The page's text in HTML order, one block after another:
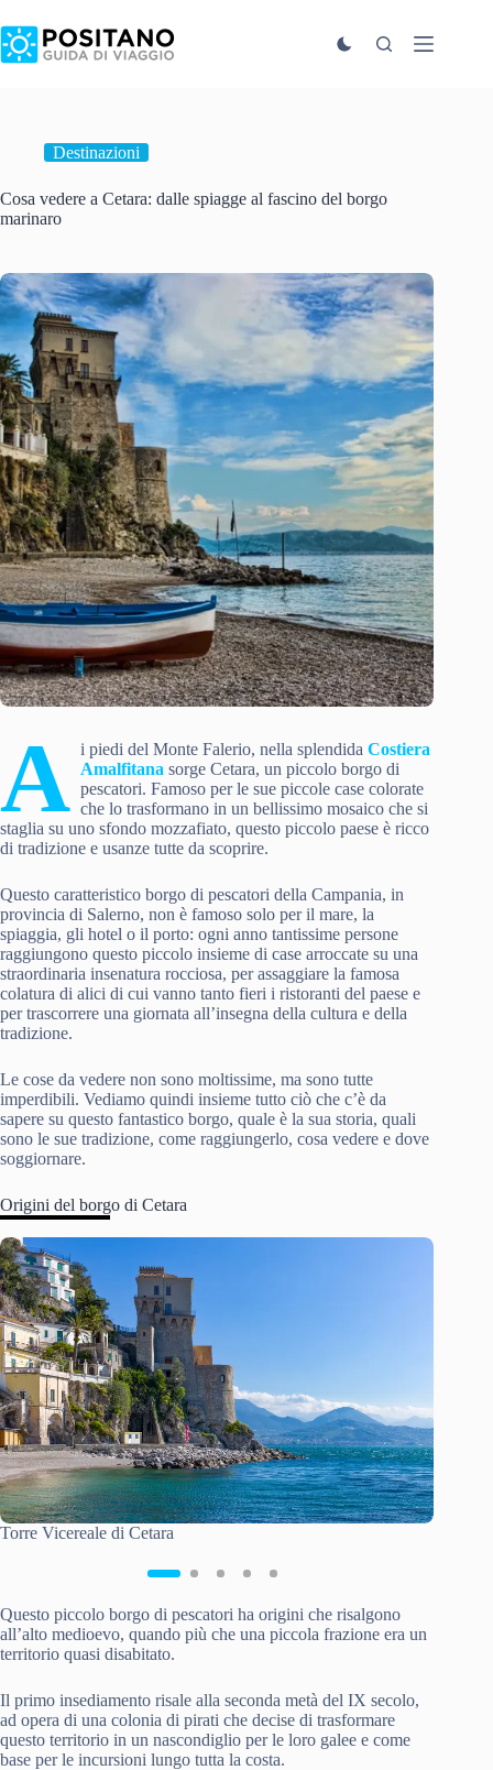
al
contenuto
Destinazioni
Cosa vedere a Cetara: dalle spiagge al fascino del borgo
marinaro
A i piedi del Monte Falerio, nella splendida Costiera
Amalfitana sorge Cetara, un piccolo borgo di
pescatori. Famoso per le sue piccole case colorate
che lo trasformano in un bellissimo mosaico che si
staglia su uno sfondo mozzafiato, questo piccolo paese è ricco
di tradizione e usanze tutte da scoprire.
Questo caratteristico borgo di pescatori della Campania, in
provincia di Salerno, non è famoso solo per il mare, la
spiaggia, gli hotel o il porto: ogni anno tantissime persone
raggiungono questo piccolo insieme di case arroccate su una
straordinaria insenatura rocciosa, per assaggiare la famosa
colatura di alici di cui vanno tanto fieri i ristoranti del paese e
per trascorrere una giornata all’insegna della cultura e della
tradizione.
Le cose da vedere non sono moltissime, ma sono tutte
imperdibili. Vediamo quindi insieme tutto ciò che c’è da
sapere su questo fantastico borgo, quale è la sua storia, quali
sono le sue tradizione, come raggiungerlo, cosa vedere e dove
soggiornare.
Origini del borgo di Cetara
Torre Vicereale di Cetara
Questo piccolo borgo di pescatori ha origini che risalgono
all’alto medioevo, quando più che una piccola frazione era un
territorio quasi disabitato.
Il primo insediamento risale alla seconda metà del IX secolo,
ad opera di una colonia di pirati che decise di trasformare
questo territorio in un nascondiglio per le loro galee e come
base per le incursioni lungo tutta la costa.